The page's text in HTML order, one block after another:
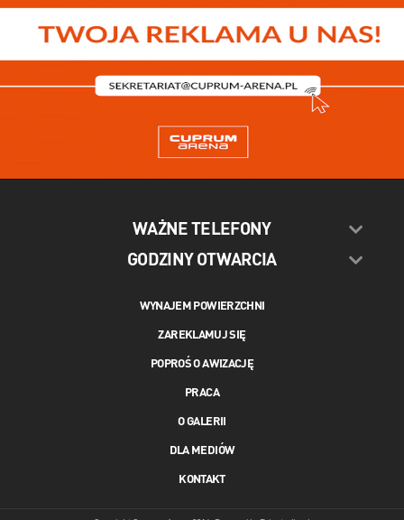
WAŻNE TELEFONY
GODZINY OTWARCIA
WYNAJEM POWIERZCHNI
ZAREKLAMUJ SIĘ
POPROŚ O AWIZACJĘ
PRACA
O GALERII
DLA MEDIÓW
KONTAKT